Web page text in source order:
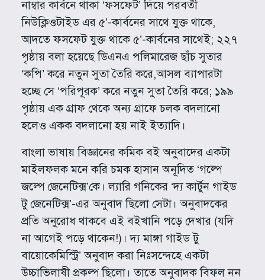
নাম্বার কার্বনে থাকা ‘ফসফেট’ দিয়ে পরবর্তী
নিউক্লিওটাইড এর ৫’-কার্বনের সাথে যুক্ত থাকে,
আদতে ফসফেট যুক্ত থাকে ৫’-কার্বনের সাথেই; ২২৭
পৃষ্ঠায় বলা হয়েছে ডিএনএ পলিমারেজ ছাঁচ সুতার
‘কপি’ করে নতুন সুতা তৈরি করে,আসল ব্যাপারটা
হচ্ছে সে ‘পরিপূরক’ করে নতুন সুতা তৈরি করে; ১৯৯
পৃষ্ঠায় এক গ্রাফ থেকে অন্য গ্রাফে চলক বদলানো
হলেও একক বদলানো হয় নাই ইত্যাদি।
বাংলা ভাষায় বিজ্ঞানের কমিক বই অনুবাদের একটা‌
মাইলফলক মনে করি চমক হাসান অনূদিত ‘গল্পে
জল্পে জেনেটিক্স’কে। ল্যারি গনিকের ‘দ্য কার্টুন গাইড
টু জেনেটিক্স’-এর অনুবাদ ছিলো সেটা। অনুবাদকের
প্রতি অনুরোধ থাকবে এই বইখানি পড়ে দেখার (যদি
না আগেই পড়ে থাকেন!)। দ্য মাঙ্গা গাইড টু
বায়োকেমিস্ট্রি’ অনুবাদ করা নিঃসন্দেহে একটা‌
উচ্চাভিলাষী প্রকল্প ছিলো। তাতে অনুবাদক বিফল নন